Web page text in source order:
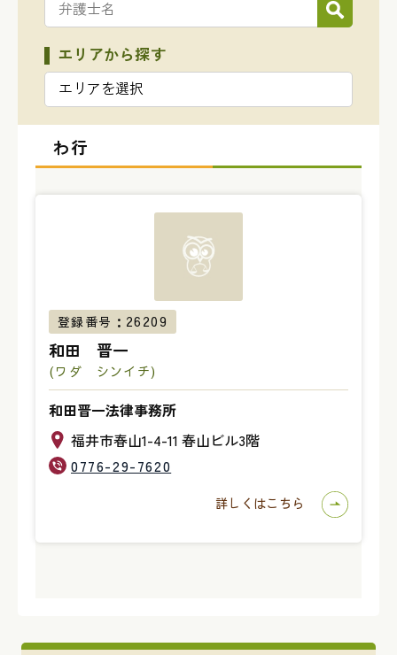
エリアから探す
わ行
和田 晋一
(ワダ シンイチ)
登録番号：26209
和田晋一法律事務所
福井市春山1-4-11 春山ビル3階
0776-29-7620
詳しくはこちら